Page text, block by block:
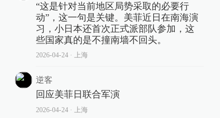
“这是针对当前地区局势采取的必要行
动”，这一句是关键。美菲近日在南海演
习，小日本还首次正式派部队参加，这
些国家真的是不撞南墙不回头。
2026-04-24∙ 上海
逆客
回应美菲日联合军演
2026-04-24∙ 上海